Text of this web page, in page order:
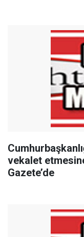
vekalet
Gazete’de